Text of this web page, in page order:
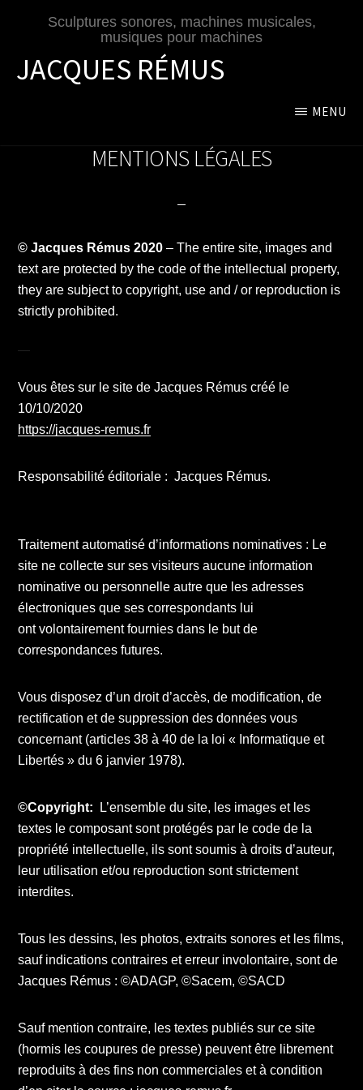
principal
Sculptures sonores, machines musicales,
musiques pour machines
JACQUES RÉMUS
MENU
MENTIONS LÉGALES
© Jacques Rémus 2020 – The entire site, images and
text are protected by the code of the intellectual property,
they are subject to copyright, use and / or reproduction is
strictly prohibited.
Vous êtes sur le site de Jacques Rémus créé le
10/10/2020
https://jacques-remus.fr
Responsabilité éditoriale : Jacques Rémus.
Traitement automatisé d’informations nominatives : Le
site ne collecte sur ses visiteurs aucune information
nominative ou personnelle autre que les adresses
électroniques que ses correspondants lui
ont volontairement fournies dans le but de
correspondances futures.
Vous disposez d’un droit d’accès, de modification, de
rectification et de suppression des données vous
concernant (articles 38 à 40 de la loi « Informatique et
Libertés » du 6 janvier 1978).
©Copyright: L’ensemble du site, les images et les
textes le composant sont protégés par le code de la
propriété intellectuelle, ils sont soumis à droits d’auteur,
leur utilisation et/ou reproduction sont strictement
interdites.
Tous les dessins, les photos, extraits sonores et les films,
sauf indications contraires et erreur involontaire, sont de
Jacques Rémus : ©ADAGP, ©Sacem, ©SACD
Sauf mention contraire, les textes publiés sur ce site
(hormis les coupures de presse) peuvent être librement
reproduits à des fins non commerciales et à condition